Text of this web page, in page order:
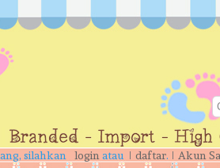
silahkan login atau daftar. Akun